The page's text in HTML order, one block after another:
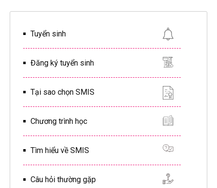
Tuyển sinh
Đăng ký tuyển sinh
Tại sao chọn SMIS
Chương trình học
Tìm hiểu về SMIS
Câu hỏi thường gặp